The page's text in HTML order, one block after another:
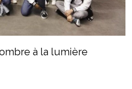
à la lumière